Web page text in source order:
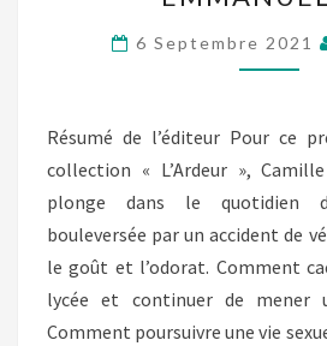
DU
6 Septembre 2021
Résumé de l’éditeur Pour ce
collection « L’Ardeur »,
plonge dans le quotidien
bouleversée par un accident de
le goût et l’odorat. Comment
lycée et continuer de mener
Comment poursuivre une vie